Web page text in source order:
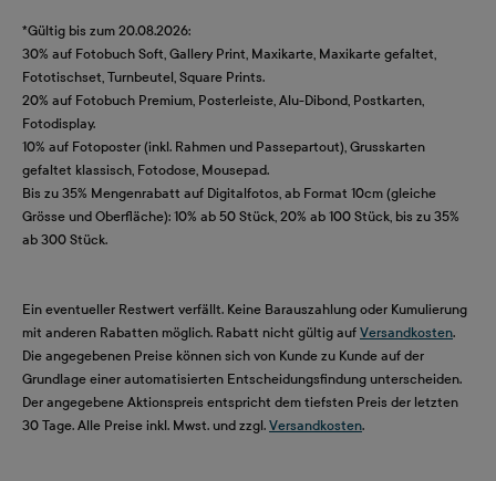
*Gültig bis zum 20.08.2026:
30% auf Fotobuch Soft, Gallery Print, Maxikarte, Maxikarte gefaltet,
Fototischset, Turnbeutel, Square Prints.
20% auf Fotobuch Premium, Posterleiste, Alu-Dibond, Postkarten,
Fotodisplay.
10% auf Fotoposter (inkl. Rahmen und Passepartout), Grusskarten
gefaltet klassisch, Fotodose, Mousepad.
Bis zu 35% Mengenrabatt auf Digitalfotos, ab Format 10cm (gleiche
Grösse und Oberfläche): 10% ab 50 Stück, 20% ab 100 Stück, bis zu 35%
ab 300 Stück.
Ein eventueller Restwert verfällt. Keine Barauszahlung oder Kumulierung
mit anderen Rabatten möglich. Rabatt nicht gültig auf Versandkosten.
Die angegebenen Preise können sich von Kunde zu Kunde auf der
Grundlage einer automatisierten Entscheidungsfindung unterscheiden.
Der angegebene Aktionspreis entspricht dem tiefsten Preis der letzten
30 Tage. Alle Preise inkl. Mwst. und zzgl. Versandkosten.